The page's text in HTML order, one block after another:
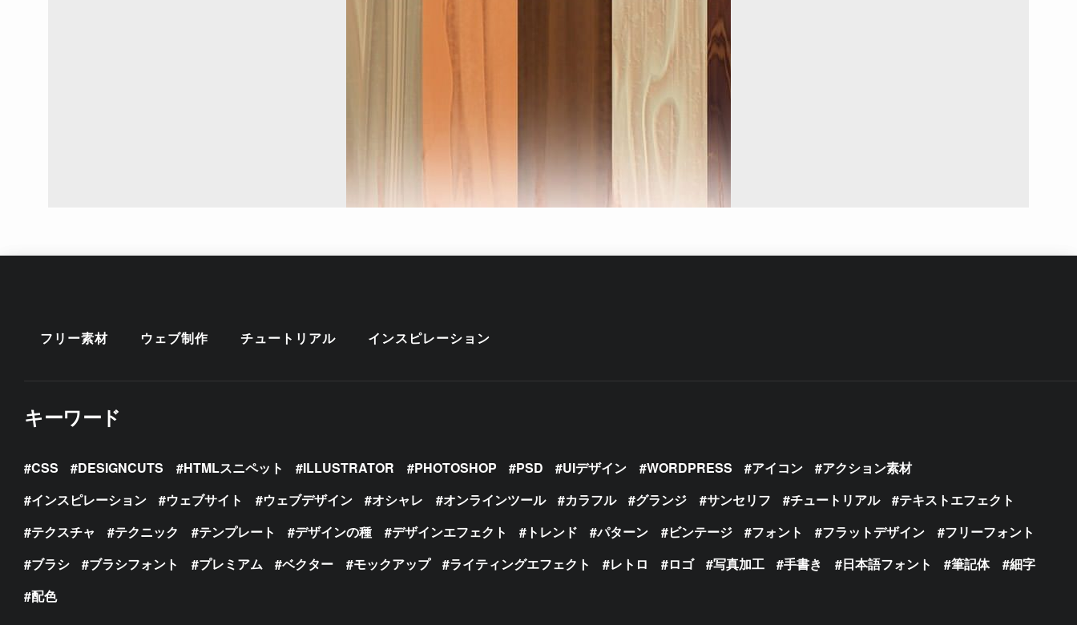
フリー素材 ウェブ制作 チュートリアル インスピレーション
キーワード
CSS DESIGNCUTS HTMLスニペット ILLUSTRATOR PHOTOSHOP PSD UIデザイン WORDPRESS アイコン
アクション素材
インスピレーション
ウェブサイト ウェブデザイン オシャレ オンラインツール カラフル グランジ サンセリフ チュートリアル
テキストエフェクト
テクスチャ
テクニック テンプレート デザインの種 デザインエフェクト トレンド パターン ビンテージ フォント フラットデザイン
フリーフォント
ブラシ
ブラシフォント プレミアム ベクター モックアップ ライティングエフェクト レトロ ロゴ 写真加工 手書き 日本語フォント 筆記体
細字
配色